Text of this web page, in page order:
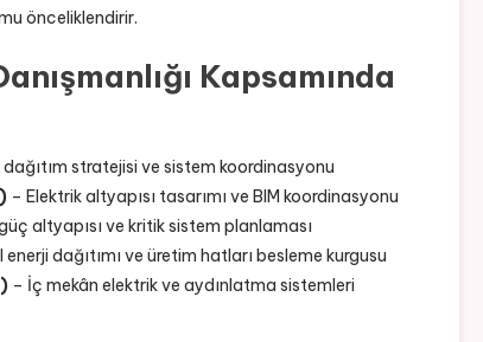
önceliklendirir.
Kapsamında
dağıtım stratejisi ve sistem koordinasyonu
– Elektrik altyapısı tasarımı ve BIM koordinasyonu
altyapısı ve kritik sistem planlaması
dağıtımı ve üretim hatları besleme kurgusu
– İç mekân elektrik ve aydınlatma sistemleri